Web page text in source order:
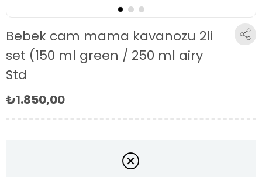
Bebek cam mama kavanozu 2li
set (150 ml green / 250 ml airy
Std
₺1.850,00